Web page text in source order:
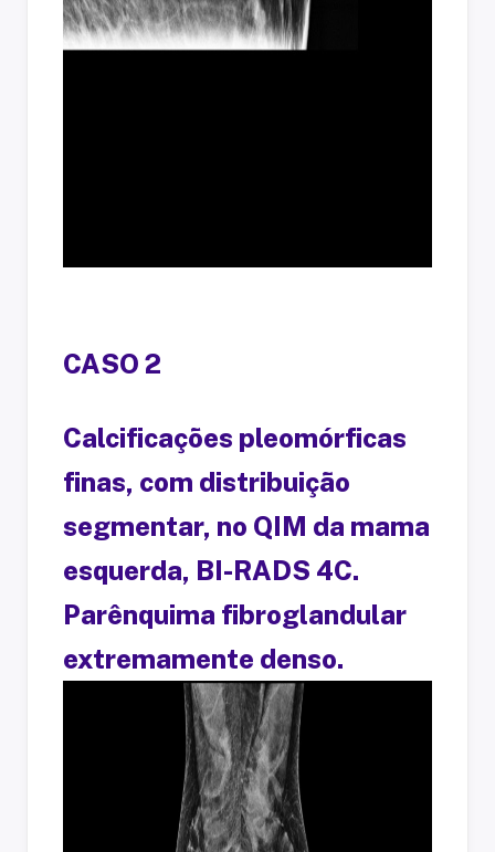
CASO 2
Calcificações pleomórficas
finas, com distribuição
segmentar, no QIM da mama
esquerda, BI-RADS 4C.
Parênquima fibroglandular
extremamente denso.